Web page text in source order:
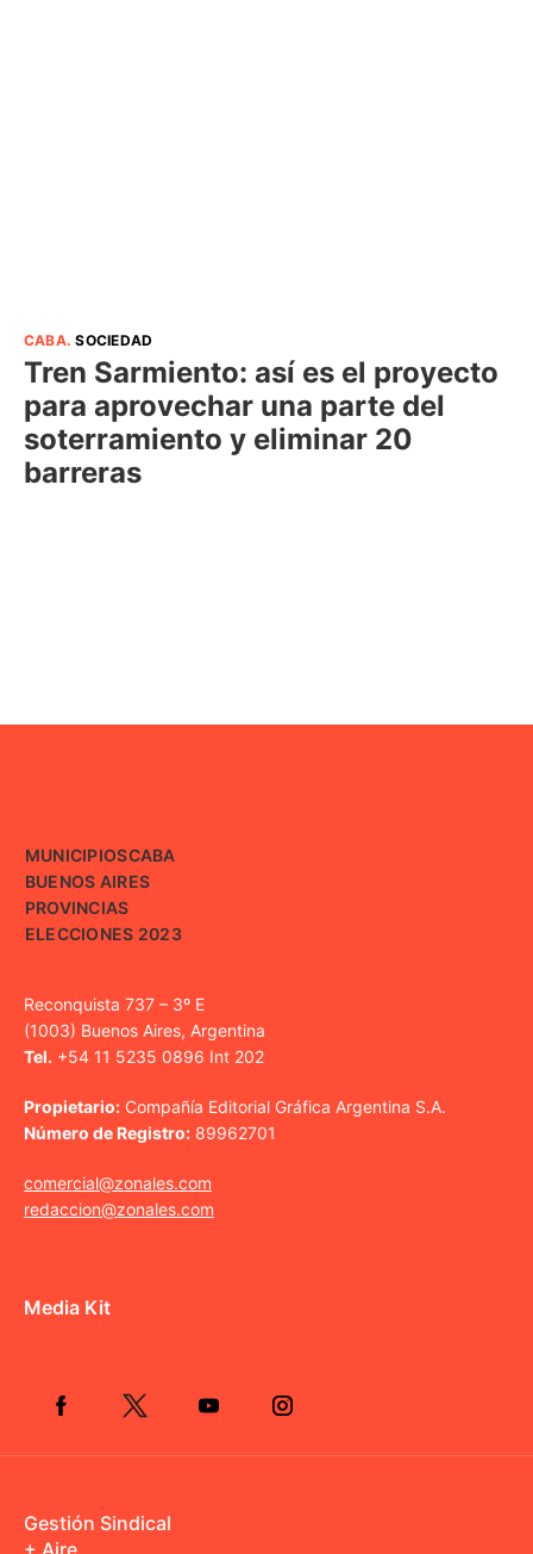
CABA.SOCIEDAD
Tren Sarmiento: así es el proyecto
para aprovechar una parte del
soterramiento y eliminar 20
barreras
MUNICIPIOSCABA
BUENOS AIRES
PROVINCIAS
ELECCIONES 2023
Reconquista 737 – 3º E
(1003) Buenos Aires, Argentina
Tel. +54 11 5235 0896 Int 202
Propietario: Compañía Editorial Gráfica Argentina S.A.
Número de Registro: 89962701
comercial@zonales.com
redaccion@zonales.com
Media Kit
Gestión Sindical
+ Aire